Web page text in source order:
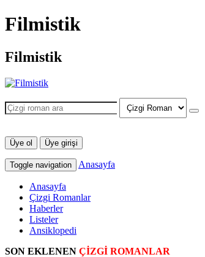
Filmistik
Filmistik
Üye ol Üye girişi
Toggle navigation Anasayfa
Anasayfa
Çizgi Romanlar
Haberler
Listeler
Ansiklopedi
SON EKLENEN ÇİZGİ ROMANLAR